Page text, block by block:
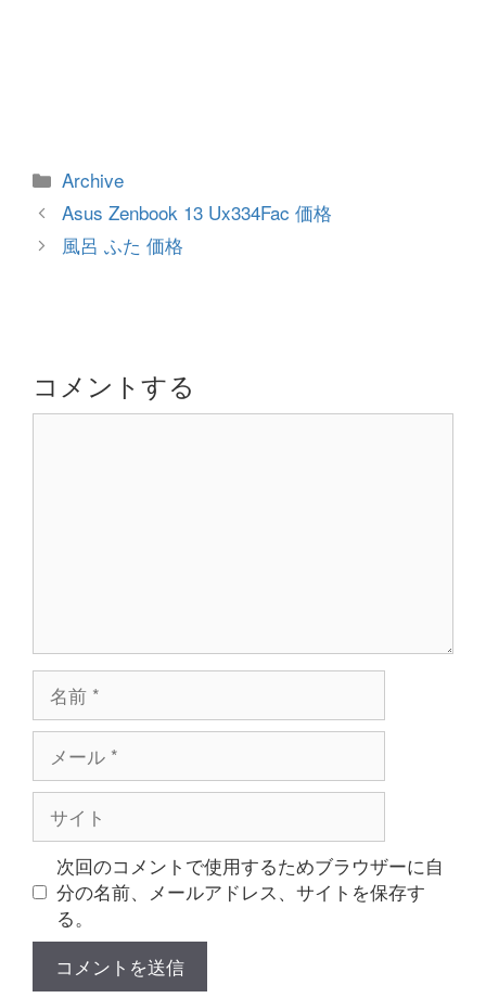
カ
テ
ゴ
リ
Archive
投
稿
ョ
Asus Zenbook 13 Ux334Fac 価格
風呂 ふた 価格
コメントする
ル
次回のコメントで使用するためブラウザーに自
分の名前、メールアドレス、サイトを保存す
る。